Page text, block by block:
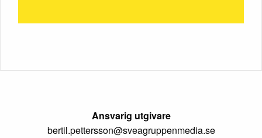
Ansvarig utgivare
bertil.pettersson@sveagruppenmedia.se